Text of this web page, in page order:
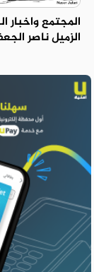
المجتمع واخبار
الزميل ناصر